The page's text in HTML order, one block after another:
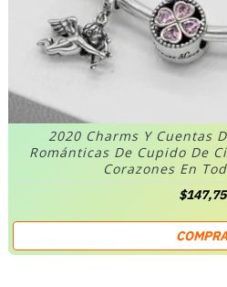
2020 Charms Y Cuentas
Románticas De Cupido De
Corazones En